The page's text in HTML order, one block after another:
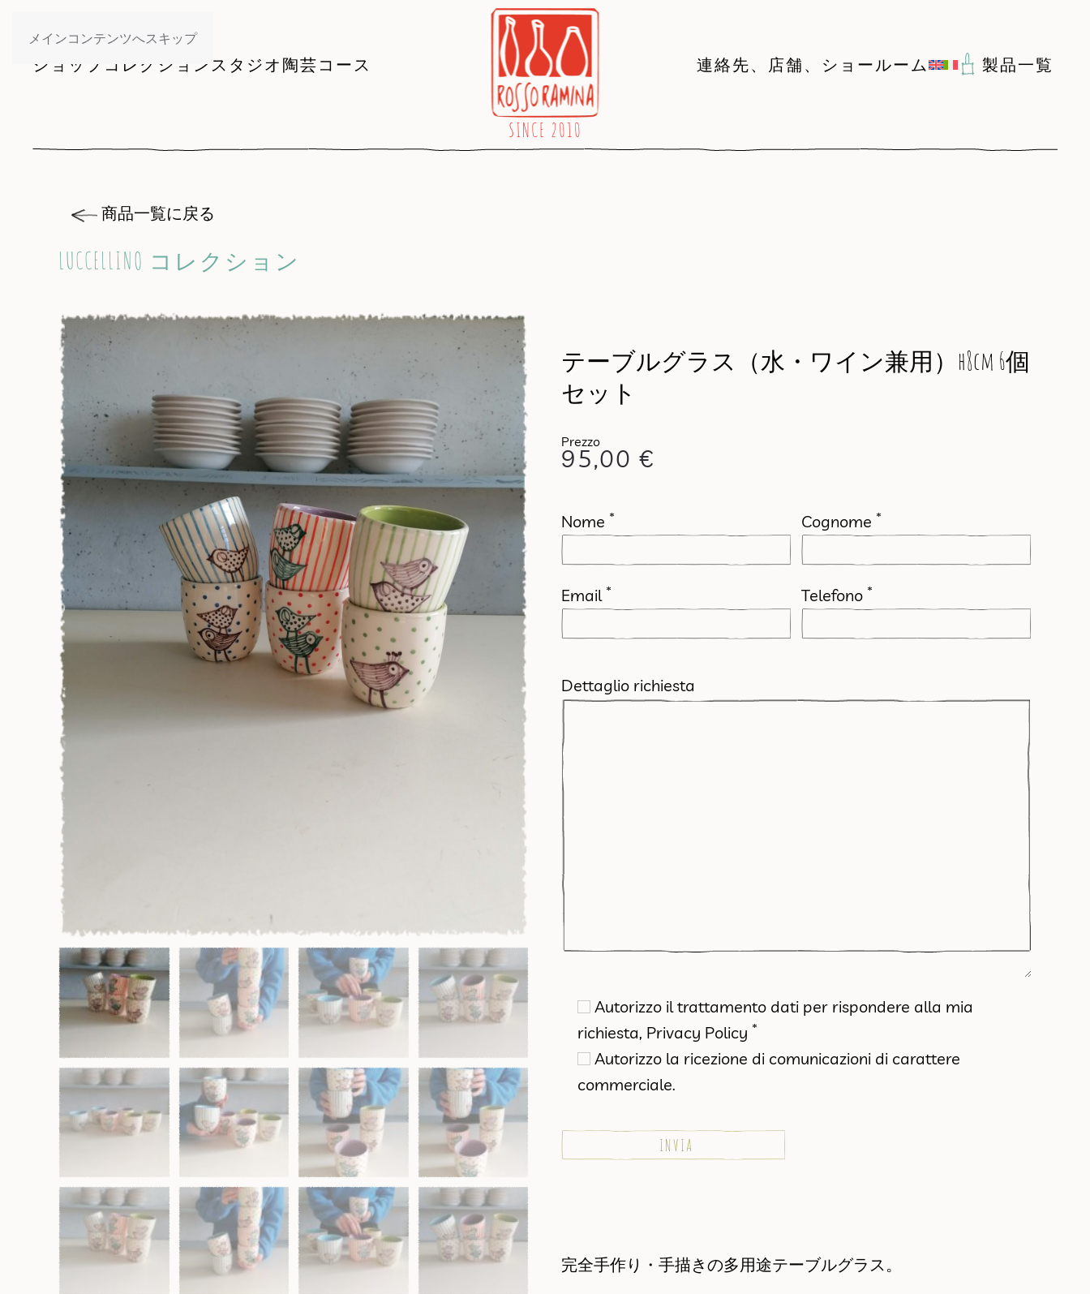
メインコンテンツへスキップ
ショップ コレクション スタジオ 陶芸コース 連絡先、店舗、ショールーム 製品一覧
商品一覧に戻る
LUCCELLINO コレクション
テーブルグラス（水・ワイン兼用）h8cm 6個
セット
95,00 €
Nome * Cognome *
Email * Telefono *
Dettaglio richiesta
Autorizzo il trattamento dati per rispondere alla mia
richiesta, Privacy Policy *
Autorizzo la ricezione di comunicazioni di carattere
commerciale.
完全手作り・手描きの多用途テーブルグラス。